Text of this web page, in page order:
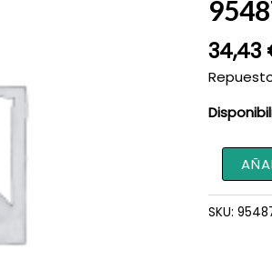
34,43
Tenim
cantidad
SKU: